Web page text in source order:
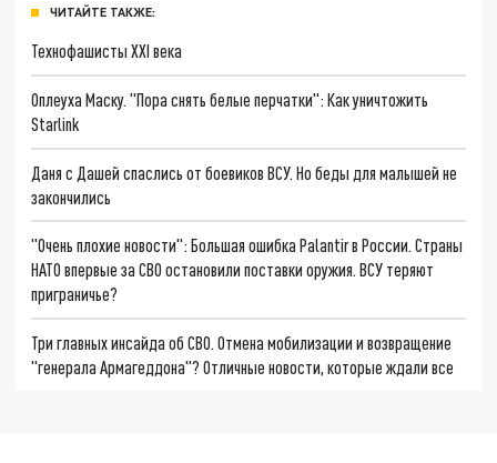
ЧИТАЙТЕ ТАКЖЕ:
Технофашисты XXI века
Оплеуха Маску. "Пора снять белые перчатки": Как уничтожить
Starlink
Даня с Дашей спаслись от боевиков ВСУ. Но беды для малышей не
закончились
"Очень плохие новости": Большая ошибка Palantir в России. Страны
НАТО впервые за СВО остановили поставки оружия. ВСУ теряют
приграничье?
Три главных инсайда об СВО. Отмена мобилизации и возвращение
"генерала Армагеддона"? Отличные новости, которые ждали все